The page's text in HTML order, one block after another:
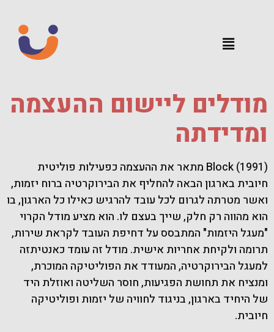
מודלים ליישום ההעצמה
ומדידתה
Block (1991) מתאר את ההעצמה כפעילות פוליטית
חיובית בארגון הבאה להחליף את הבירוקרטיה ברוח יזמות,
ואשר מטרתה לגרום לכל עובד להרגיש כאילו כל הארגון, בו
הוא מהווה רק חלק, שייך בעצם לו. הוא מציע מודל הקרוי
"מעגל היזמות" המתבסס על דחיפת העובד לקראת שירות,
תרומה ולקיחת אחריות אישית. מודל זה עומד כאנטיתזה
למעגל הבירוקרטיה, המעודד את הפוליטיקה המוכרת,
ומנציח את תחושת הפגיעות, חוסר השליטה ואוזלת היד
של היחיד בארגון, בניגוד לחוויה של יזמות ופוליטיקה
חיובית.